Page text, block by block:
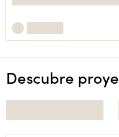
Descubre